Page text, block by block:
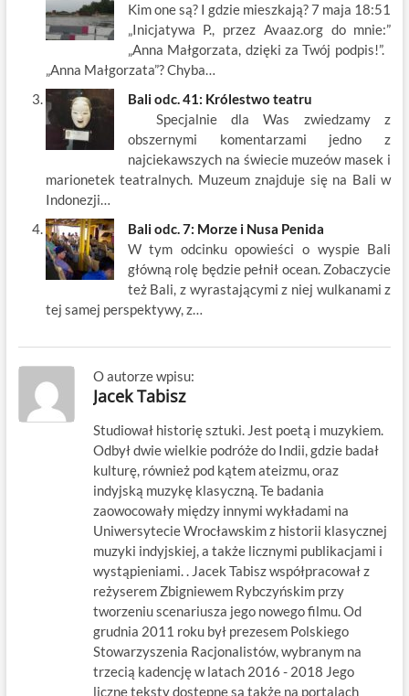
Kim one są? I gdzie mieszkają? 7 maja 18:51
„Inicjatywa P., przez Avaaz.org do mnie:”
„Anna Małgorzata, dzięki za Twój podpis!”.
„Anna Małgorzata”? Chyba…
Bali odc. 41: Królestwo teatru
Specjalnie dla Was zwiedzamy z
obszernymi komentarzami jedno z
najciekawszych na świecie muzeów masek i
marionetek teatralnych. Muzeum znajduje się na Bali w
Indonezji…
Bali odc. 7: Morze i Nusa Penida
W tym odcinku opowieści o wyspie Bali
główną rolę będzie pełnił ocean. Zobaczycie
też Bali, z wyrastającymi z niej wulkanami z
tej samej perspektywy, z…
O autorze wpisu:
Jacek Tabisz
Studiował historię sztuki. Jest poetą i muzykiem.
Odbył dwie wielkie podróże do Indii, gdzie badał
kulturę, również pod kątem ateizmu, oraz
indyjską muzykę klasyczną. Te badania
zaowocowały między innymi wykładami na
Uniwersytecie Wrocławskim z historii klasycznej
muzyki indyjskiej, a także licznymi publikacjami i
wystąpieniami. . Jacek Tabisz współpracował z
reżyserem Zbigniewem Rybczyńskim przy
tworzeniu scenariusza jego nowego filmu. Od
grudnia 2011 roku był prezesem Polskiego
Stowarzyszenia Racjonalistów, wybranym na
trzecią kadencję w latach 2016 - 2018 Jego
liczne teksty dostępne są także na portalach